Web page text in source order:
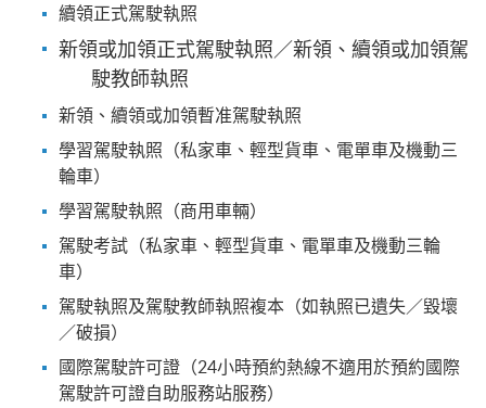
續領正式駕駛執照
新領或加領正式駕駛執照／新領、續領或加領駕
駛教師執照
新領、續領或加領暫准駕駛執照
學習駕駛執照（私家車、輕型貨車、電單車及機動三
輪車）
學習駕駛執照（商用車輛）
駕駛考試（私家車、輕型貨車、電單車及機動三輪
車）
駕駛執照及駕駛教師執照複本（如執照已遺失／毀壞
／破損）
國際駕駛許可證（24小時預約熱線不適用於預約國際
駕駛許可證自助服務站服務）